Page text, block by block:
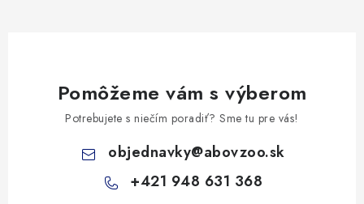
Pomôžeme vám s výberom
Potrebujete s niečím poradiť? Sme tu pre vás!
objednavky@abovzoo.sk
+421 948 631 368